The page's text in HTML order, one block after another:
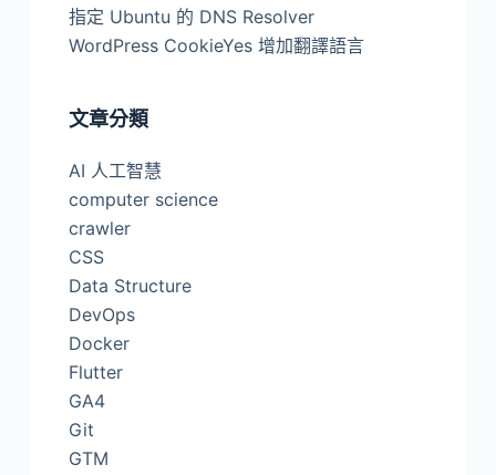
指定 Ubuntu 的 DNS Resolver
WordPress CookieYes 增加翻譯語言
文章分類
AI 人工智慧
computer science
crawler
CSS
Data Structure
DevOps
Docker
Flutter
GA4
Git
GTM